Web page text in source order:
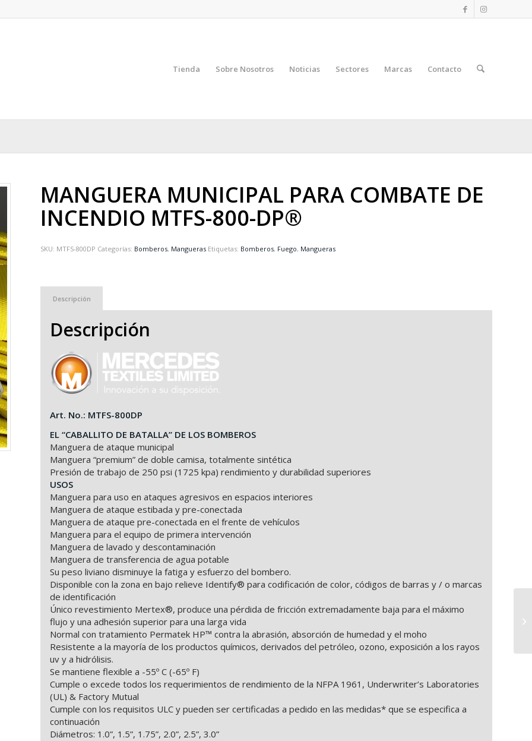
Tienda Sobre Nosotros Noticias Sectores Marcas Contacto
MANGUERA MUNICIPAL PARA COMBATE DE
INCENDIO MTFS-800-DP®
SKU: MTFS-800DP Categorías: Bomberos, Mangueras Etiquetas: Bomberos, Fuego, Mangueras
Descripción
Descripción
Art. No.: MTFS-800DP
EL “CABALLITO DE BATALLA” DE LOS BOMBEROS
Manguera de ataque municipal
Manguera “premium” de doble camisa, totalmente sintética
Presión de trabajo de 250 psi (1725 kpa) rendimiento y durabilidad superiores
USOS
Manguera para uso en ataques agresivos en espacios interiores
Manguera de ataque estibada y pre-conectada
Manguera de ataque pre-conectada en el frente de vehículos
Manguera para el equipo de primera intervención
Manguera de lavado y descontaminación
Manguera de transferencia de agua potable
Su peso liviano disminuye la fatiga y esfuerzo del bombero.
Disponible con la zona en bajo relieve Identify® para codificación de color, códigos de barras y / o marcas
de identificación
Único revestimiento Mertex®, produce una pérdida de fricción extremadamente baja para el máximo
flujo y una adhesión superior para una larga vida
Normal con tratamiento Permatek HP™ contra la abrasión, absorción de humedad y el moho
Resistente a la mayoría de los productos químicos, derivados del petróleo, ozono, exposición a los rayos
uv y a hidrólisis.
Se mantiene flexible a -55º C (-65º F)
Cumple o excede todos los requerimientos de rendimiento de la NFPA 1961, Underwriter’s Laboratories
(UL) & Factory Mutual
Cumple con los requisitos ULC y pueden ser certificadas a pedido en las medidas* que se especifica a
continuación
Diámetros: 1.0”, 1.5”, 1.75”, 2.0”, 2.5”, 3.0”